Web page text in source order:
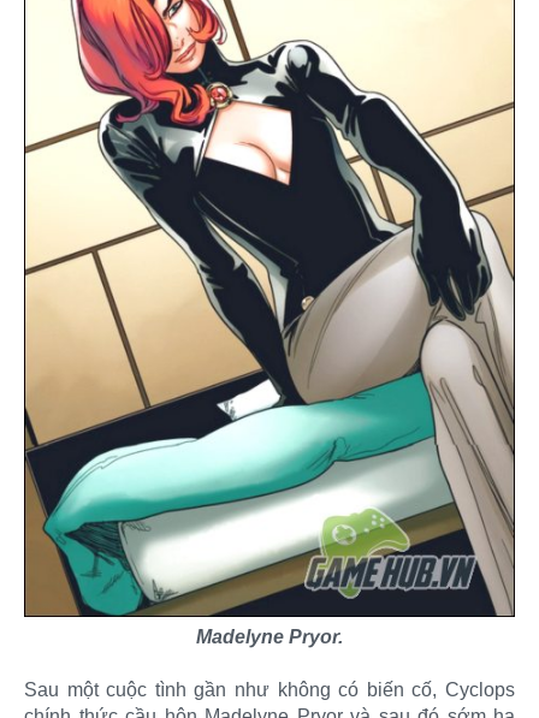
Madelyne Pryor.
Sau một cuộc tình gần như không có biến cố, Cyclops